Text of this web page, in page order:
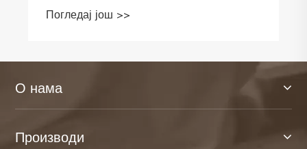
Погледај још >>
О нама
Производи